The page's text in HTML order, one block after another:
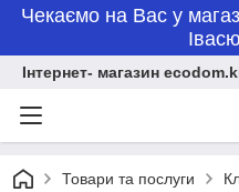
Чекаємо на Вас у
Інтернет- магазин
Товари та послуги